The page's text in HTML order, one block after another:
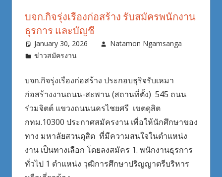
บจก.กิจรุ่งเรืองก่อสร้าง รับสมัครพนักงาน
ธุรการ และบัญชี
January 30, 2026
Natamon Ngamsanga
ข่าวสมัครงาน
บจก.กิจรุ่งเรืองก่อสร้าง ประกอบธุริจรับเหมา
ก่อสร้างงานถนน-สะพาน (สถานที่ตั้ง) 545 ถนน
ร่วมจิตต์ แขวงถนนนครไชยศรี เขตดุสิต
กทม.10300 ประกาศสมัครงาน เพื่อให้นักศึกษาของ
ทาง มหาลัยสวนดุสิต ที่มีความสนใจในตำแหน่ง
งาน เป็นทางเลือก โดยลงสมัคร 1. พนักงานธุรการ
ทั่วไป 1 ตำแหน่ง วุฒิการศึกษาปริญญาตรีบริหาร